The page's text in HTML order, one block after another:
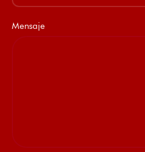
Mensaje